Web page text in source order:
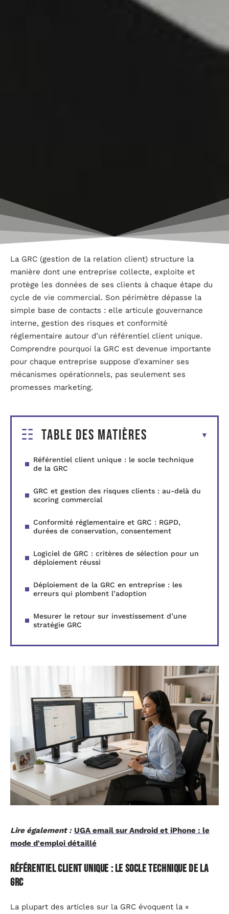
La GRC (gestion de la relation client) structure la
manière dont une entreprise collecte, exploite et
protège les données de ses clients à chaque étape du
cycle de vie commercial. Son périmètre dépasse la
simple base de contacts : elle articule gouvernance
interne, gestion des risques et conformité
réglementaire autour d’un référentiel client unique.
Comprendre pourquoi la GRC est devenue importante
pour chaque entreprise suppose d’examiner ses
mécanismes opérationnels, pas seulement ses
promesses marketing.
Table des matières
Référentiel client unique : le socle technique
de la GRC
GRC et gestion des risques clients : au-delà du
scoring commercial
Conformité réglementaire et GRC : RGPD,
durées de conservation, consentement
Logiciel de GRC : critères de sélection pour un
déploiement réussi
Déploiement de la GRC en entreprise : les
erreurs qui plombent l’adoption
Mesurer le retour sur investissement d’une
stratégie GRC
Lire également : UGA email sur Android et iPhone : le
mode d'emploi détaillé
Référentiel client unique : le socle technique de la
GRC
La plupart des articles sur la GRC évoquent la «